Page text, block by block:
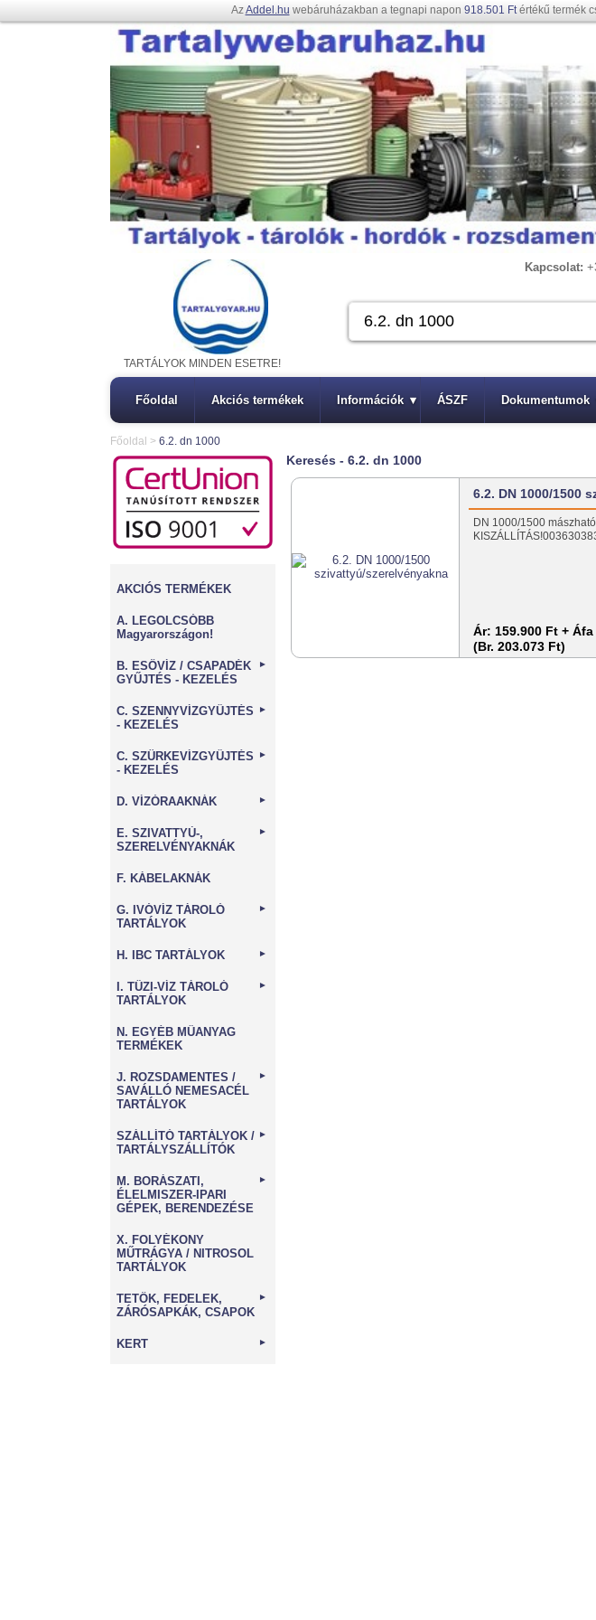
AzAddel.hu webáruházakban a tegnapi napon 918.501 Ftértékű termék
Kapcsolat:
TARTÁLYOK MINDEN ESETRE!
Főoldal Akciós termékek Információk ▾ ÁSZF Dokumentumok
Főoldal > 6.2. dn 1000
AKCIÓS TERMÉKEK
A. LEGOLCSÓBB
Magyarországon!
B. ESŐVÍZ / CSAPADÉK
GYŰJTÉS - KEZELÉS
►
C. SZENNYVÍZGYŰJTÉS
- KEZELÉS
►
C. SZÜRKEVÍZGYŰJTÉS
- KEZELÉS
►
D. VÍZÓRAAKNÁK ►
E. SZIVATTYÚ-,
SZERELVÉNYAKNÁK
►
F. KÁBELAKNÁK
G. IVÓVÍZ TÁROLÓ
TARTÁLYOK
►
H. IBC TARTÁLYOK ►
I. TŰZI-VÍZ TÁROLÓ
TARTÁLYOK
►
N. EGYÉB MŰANYAG
TERMÉKEK
J. ROZSDAMENTES /
SAVÁLLÓ NEMESACÉL
TARTÁLYOK
►
SZÁLLÍTÓ TARTÁLYOK /
TARTÁLYSZÁLLÍTÓK
►
M. BORÁSZATI,
ÉLELMISZER-IPARI
GÉPEK, BERENDEZÉSE
►
X. FOLYÉKONY
MŰTRÁGYA / NITROSOL
TARTÁLYOK
TETŐK, FEDELEK,
ZÁRÓSAPKÁK, CSAPOK
►
KERT ►
Keresés - 6.2. dn 1000
6.2. DN 1000/1500
DN 1000/1500
Ár: 159.900 Ft + Áfa
(Br. 203.073 Ft)